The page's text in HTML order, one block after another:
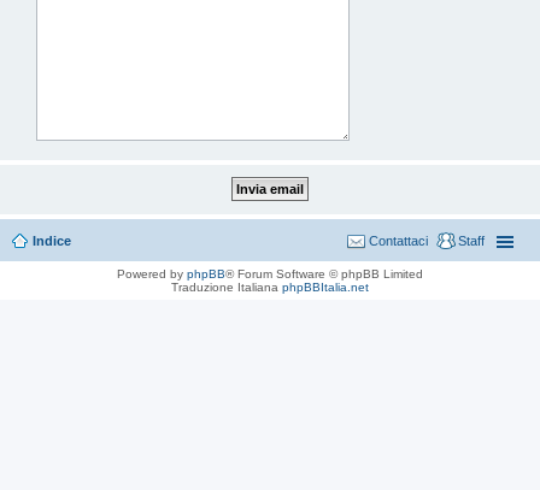
Indice Staff
Contattaci
Powered by phpBB® Forum Software © phpBB Limited
Traduzione Italiana phpBBItalia.net